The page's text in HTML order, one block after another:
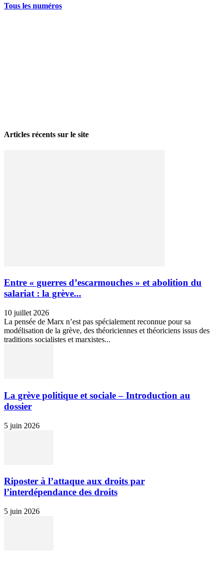
Tous les numéros
Articles récents sur le site
Entre « guerres d’escarmouches » et abolition du
salariat : la grève...
10 juillet 2026
La pensée de Marx n’est pas spécialement reconnue pour sa
modélisation de la grève, des théoriciennes et théoriciens issus des
traditions socialistes et marxistes...
La grève politique et sociale – Introduction au
dossier
5 juin 2026
Riposter à l’attaque aux droits par
l’interdépendance des droits
5 juin 2026